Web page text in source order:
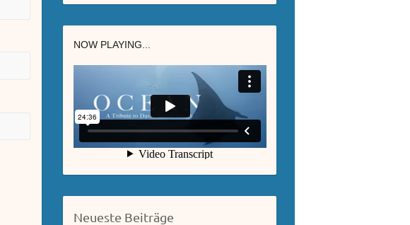
NOW PLAYING...
Neueste Beiträge